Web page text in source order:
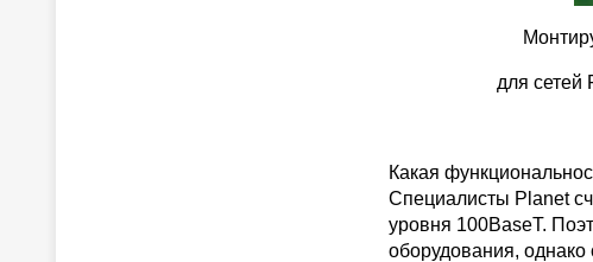
для сетей
Какая
Специалисты Planet
уровня 100BaseT.
оборудования,